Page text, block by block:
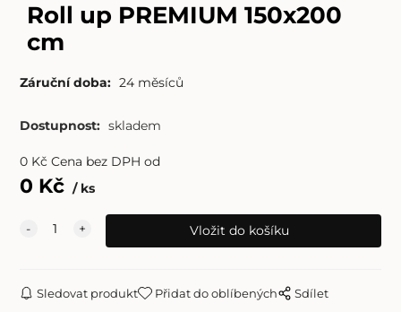
Roll up PREMIUM 150x200
cm
Záruční doba: 24 měsíců
Dostupnost: skladem
0Kč Cena bez DPH od
0 Kč ks
Sledovat produkt Přidat do oblíbených Sdílet